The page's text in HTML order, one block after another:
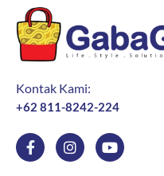
Kontak Kami:
+62 811-8242-224
F
a
I
n
Y
o